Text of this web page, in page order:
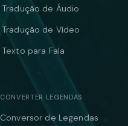
Tradução de Áudio
Tradução de Vídeo
Texto para Fala
CONVERTER LEGENDAS
Conversor de Legendas